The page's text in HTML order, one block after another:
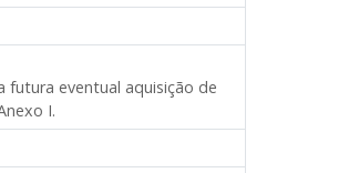
eventual aquisição de
I.